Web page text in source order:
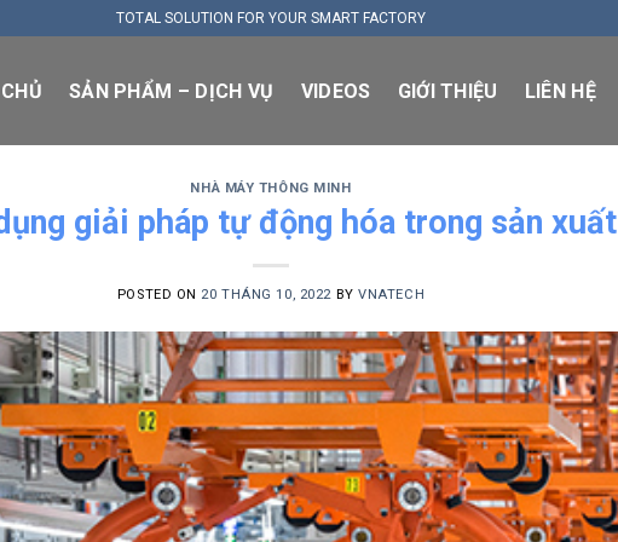
TOTAL SOLUTION FOR YOUR SMART FACTORY
SẢN PHẨM – DỊCH VỤ VIDEOS GIỚI THIỆU LIÊN HỆ
NHÀ MÁY THÔNG MINH
giải pháp tự động hóa trong sản xuất
POSTED ON 20 THÁNG 10, 2022 BYVNATECH